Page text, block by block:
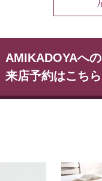
AMIKADOYAへの
来店予約はこちら